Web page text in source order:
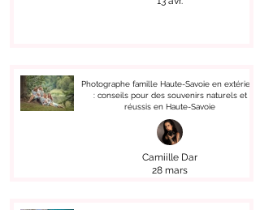
Photographe famille Haute-Savoie en extérieur
: conseils pour des souvenirs naturels et
réussis en Haute-Savoie
Camiille Dar
28 mars